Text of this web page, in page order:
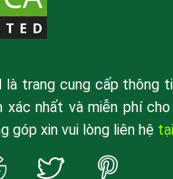
là trang cung cấp thông
xác nhất và miễn phí
góp xin vui lòng liên hệ
Trang
Trang